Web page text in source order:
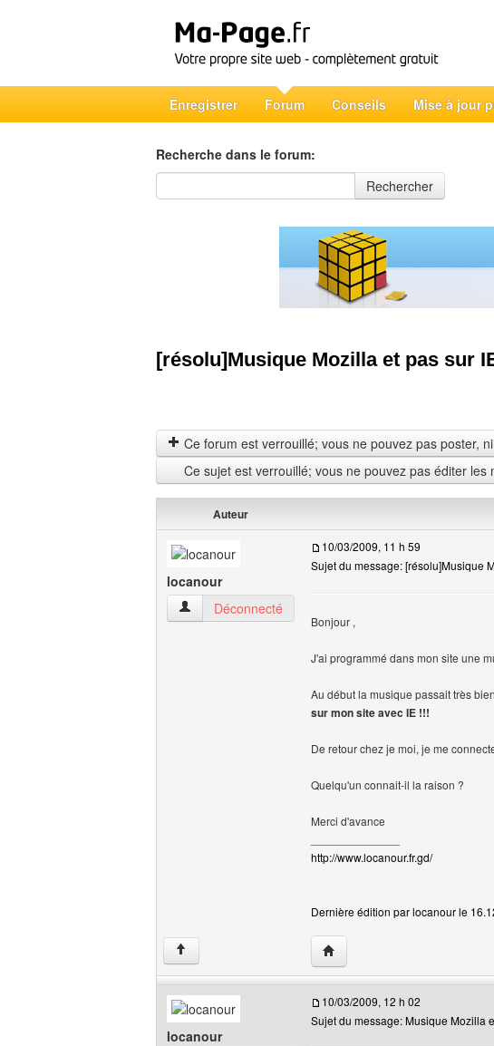
Enregistrer Forum Conseils Mise à jour
Recherche dans le forum:
Recherche dans le forum
Rechercher
[résolu]Musique Mozilla et pas sur
Ce forum est verrouillé; vous ne pouvez pas poster,
Ce sujet est verrouillé; vous ne pouvez pas éditer
Auteur
locanour
locanour Voir le profil de l'utilisateur
Déconnecté
10/03/2009, 11 h 59
Sujet du message: [résolu]Musique
Bonjour ,
J'ai programmé dans mon site une
Au début la musique passait très
sur mon site avec IE !!!
De retour chez je moi, je me
Quelqu'un connait-il la raison ?
Merci d'avance
http://www.locanour.fr.gd/
Dernière édition par locanour le
↑ Visiter le site web de
locanour
10/03/2009, 12 h 02
Sujet du message: Musique Mozilla